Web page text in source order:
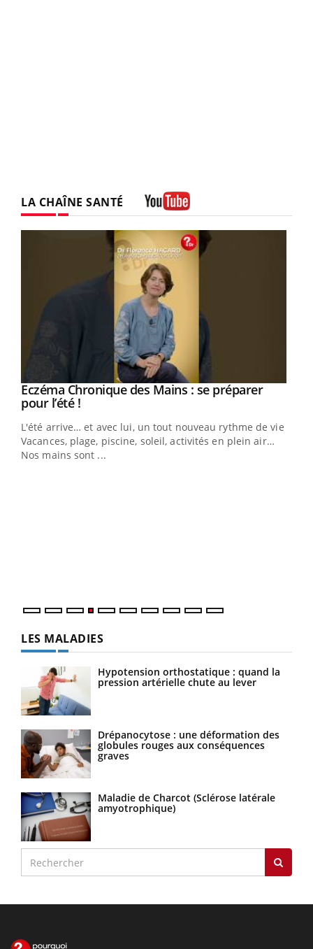
LA CHAÎNE SANTÉ
Youtube
Eczéma Chronique des Mains : se préparer
pour l’été !Youtube
L'été arrive… et avec lui, un tout nouveau rythme de vie !
Vacances, plage, piscine, soleil, activités en plein air…
Nos mains sont ...
LES MALADIES
Hypotension orthostatique : quand la
pression artérielle chute au lever
Drépanocytose : une déformation des
globules rouges aux conséquences
graves
Maladie de Charcot (Sclérose latérale
amyotrophique)